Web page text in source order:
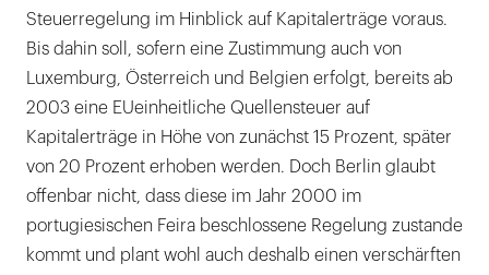
Steuerregelung im Hinblick auf Kapitalerträge voraus.
Bis dahin soll, sofern eine Zustimmung auch von
Luxemburg, Österreich und Belgien erfolgt, bereits ab
2003 eine EUeinheitliche Quellensteuer auf
Kapitalerträge in Höhe von zunächst 15 Prozent, später
von 20 Prozent erhoben werden. Doch Berlin glaubt
offenbar nicht, dass diese im Jahr 2000 im
portugiesischen Feira beschlossene Regelung zustande
kommt und plant wohl auch deshalb einen verschärften